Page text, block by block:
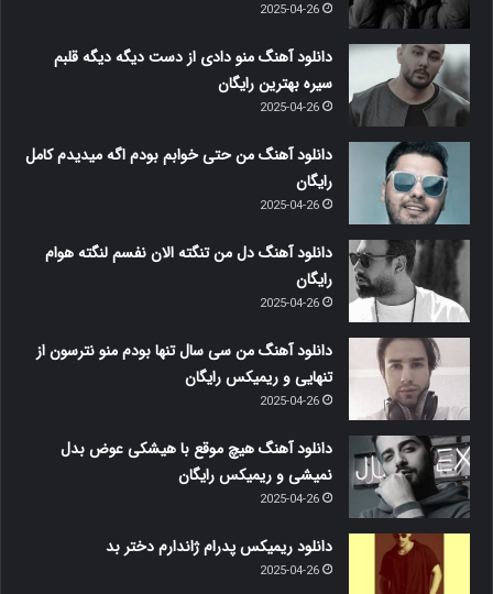
2025-04-26
دانلود آهنگ منو دادی از دست دیگه دیگه قلبم
سیره بهترین رایگان
2025-04-26
دانلود آهنگ من حتی خوابم بودم اگه میدیدم کامل
رایگان
2025-04-26
دانلود آهنگ دل من تنگته الان نفسم لنگته هوام
رایگان
2025-04-26
دانلود آهنگ من سی سال تنها بودم منو نترسون از
تنهایی و ریمیکس رایگان
2025-04-26
دانلود آهنگ هیچ موقع با هیشکی عوض بدل
نمیشی و ریمیکس رایگان
2025-04-26
دانلود ریمیکس پدرام ژاندارم دختر بد
2025-04-26